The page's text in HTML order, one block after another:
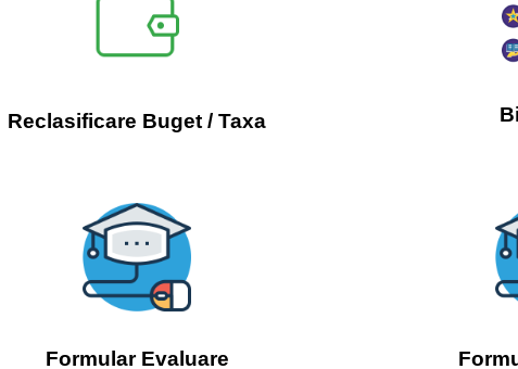
Reclasificare Buget / Taxa
Formular Evaluare